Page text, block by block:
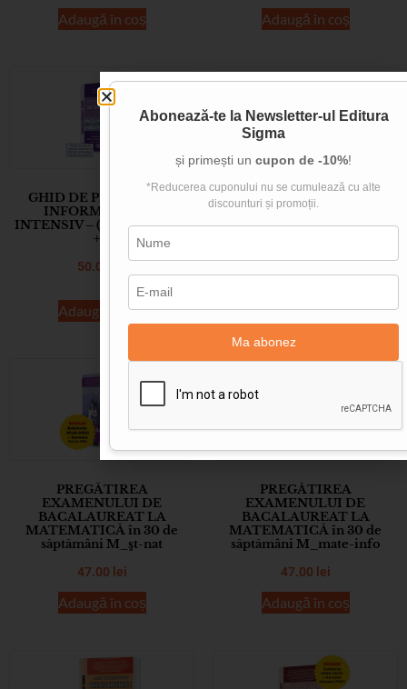
Adaugă în coș Adaugă în coș
GHID DE PREGĂTIRE.
INFORMATICĂ. –
INTENSIV – (PASCAL | C/C
++)
50.00
Adaugă în coș
PREGĂTIREA
EXAMENULUI DE
BACALAUREAT LA
47.00lei
Adaugă în coș
PREGĂTIREA
EXAMENULUI DE
BACALAUREAT LA
MATEMATICĂ în 30 de
săptămâni M_şt-nat
47.00 lei
Adaugă în coș
PREGĂTIREA
EXAMENULUI DE
BACALAUREAT LA
MATEMATICĂ în 30 de
săptămâni M_mate-info
47.00 lei
Adaugă în coș
Abonează-te la Newsletter-ul Editura
Sigma
și primești un cupon de -10%!
*Reducerea cuponului nu se cumulează cu alte
discounturi și promoții.
Ma abonez